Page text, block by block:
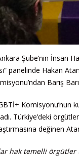
Şube’nin İnsan
panelinde
Barış
Komisyonu’nun
Türkiye’deki
değinen
hak temelli